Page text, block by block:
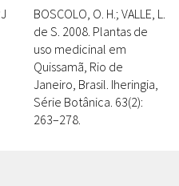
BOSCOLO, O. H.; VALLE, L.
de S. 2008. Plantas de
uso medicinal em
Quissamã, Rio de
Janeiro, Brasil. Iheringia,
Série Botânica. 63(2):
263–278.